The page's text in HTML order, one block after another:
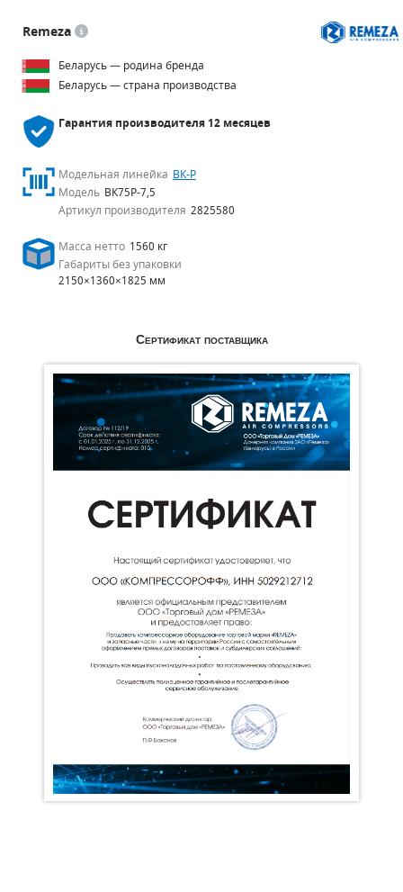
Remeza
Беларусь — родина бренда
Беларусь — страна производства
Гарантия производителя12 месяцев
Модельная линейка ВК-Р
Модель ВК75Р-7,5
Артикул производителя 2825580
Масса нетто 1560 кг
Габариты без упаковки
2150×1360×1825 мм
Сертификат поставщика